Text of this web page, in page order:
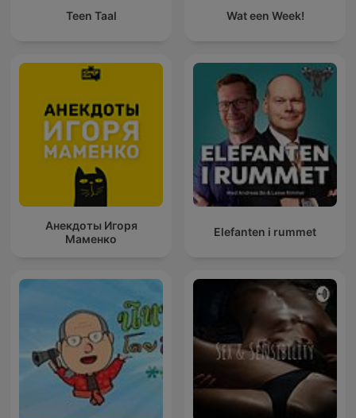
Teen Taal Wat een Week!
Анекдоты Игоря
Маменко
Elefanten i rummet